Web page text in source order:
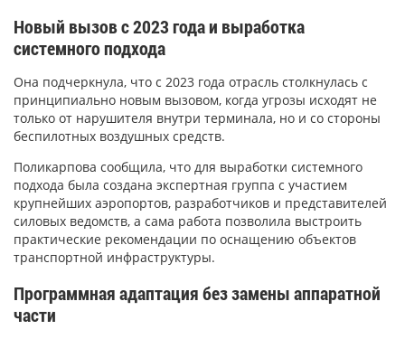
Новый вызов с 2023 года и выработка
системного подхода
Она подчеркнула, что с 2023 года отрасль столкнулась с
принципиально новым вызовом, когда угрозы исходят не
только от нарушителя внутри терминала, но и со стороны
беспилотных воздушных средств.
Поликарпова сообщила, что для выработки системного
подхода была создана экспертная группа с участием
крупнейших аэропортов, разработчиков и представителей
силовых ведомств, а сама работа позволила выстроить
практические рекомендации по оснащению объектов
транспортной инфраструктуры.
Программная адаптация без замены аппаратной
части